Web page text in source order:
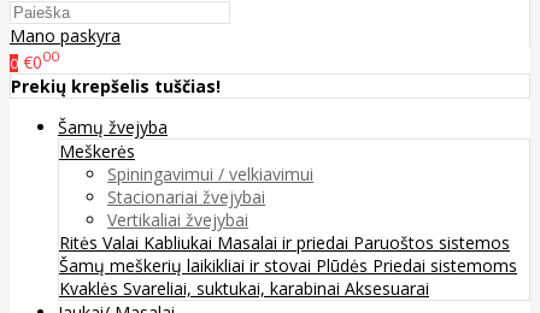
Mano paskyra
0 €000
Prekių krepšelis tuščias!
Šamų žvejyba
Meškerės
Spiningavimui / velkiavimui
Stacionariai žvejybai
Vertikaliai žvejybai
Ritės Valai Kabliukai Masalai ir priedai Paruoštos sistemos
Šamų meškerių laikikliai ir stovai Plūdės Priedai sistemoms
Kvaklės Svareliai, suktukai, karabinai Aksesuarai